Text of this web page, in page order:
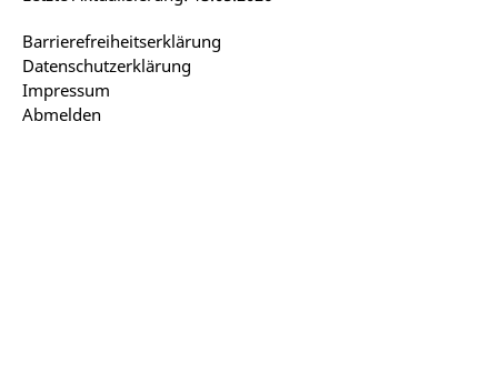
Barrierefreiheitserklärung
Datenschutzerklärung
Impressum
Abmelden